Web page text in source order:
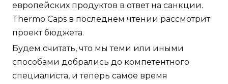
европейских продуктов в ответ на санкции.
Thermo Caps в последнем чтении рассмотрит
проект бюджета.
Будем считать, что мы теми или иными
способами добрались до компетентного
специалиста, и теперь самое время